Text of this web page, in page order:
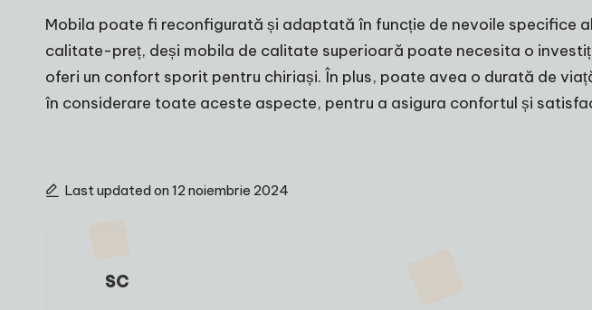
Mobila poate fi reconfigurată și adaptată în funcție de nevoile specifice
calitate-preț, deși mobila de calitate superioară poate necesita o
oferi un confort sporit pentru chiriași. În plus, poate avea o durată de
în considerare toate aceste aspecte, pentru a asigura confortul și
Last updated on 12 noiembrie 2024
sc